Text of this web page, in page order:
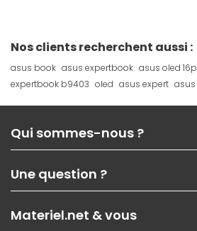
Nos clients recherchent aussi :
asus book asus expertbook asus oled 16p
expertbook b9403 oled asus expert asus
Qui sommes-nous ?
Nos services
Les magasins Materiel.net
Nos solutions pour les pros
Contactez-nous
Une question ?
Paiement, livraison
Materiel.net & vous